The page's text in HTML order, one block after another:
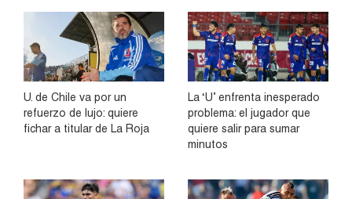
U. de Chile va por un
refuerzo de lujo: quiere
fichar a titular de La Roja
La ‘U’ enfrenta inesperado
problema: el jugador que
quiere salir para sumar
minutos